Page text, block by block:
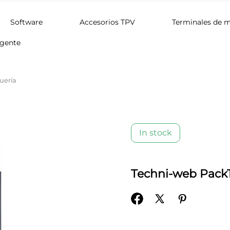
Software Accesorios TPV Terminales de
In stock
Techni-web